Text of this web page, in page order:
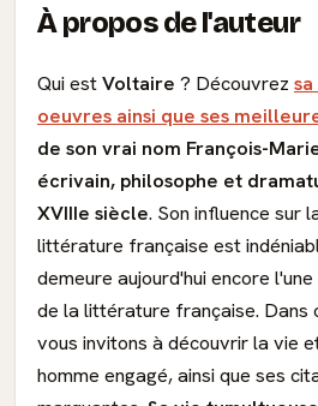
À propos de l'auteur
Qui estVoltaire ? Découvrez
oeuvres ainsi que ses
de son vrai nom François-
écrivain, philosophe et
XVIIIe siècle. Son influence sur
littérature française est
demeure aujourd'hui encore
de la littérature française. Dans
vous invitons à découvrir la vie
homme engagé, ainsi que ses